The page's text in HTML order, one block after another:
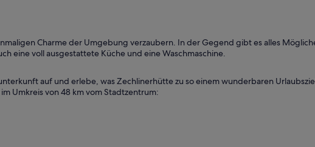
Charme der Umgebung verzaubern. In der Gegend gibt es alles
eine voll ausgestattete Küche und eine Waschmaschine.
auf und erlebe, was Zechlinerhütte zu so einem wunderbaren
Umkreis von 48 km vom Stadtzentrum: